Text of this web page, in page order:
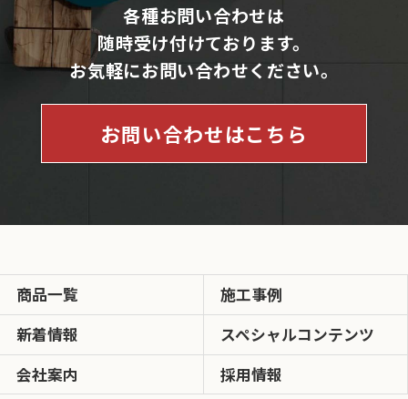
各種お問い合わせは
随時受け付けております。
お気軽にお問い合わせください。
お問い合わせはこちら
商品一覧
施工事例
新着情報
スペシャルコンテンツ
会社案内
採用情報